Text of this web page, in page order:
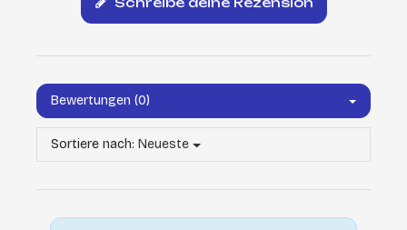
Bewertungen (0)
Sortiere nach: Neueste